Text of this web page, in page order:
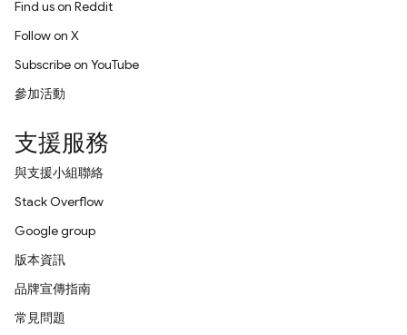
Find us on Reddit
Follow on X
Subscribe on YouTube
參加活動
支援服務
與支援小組聯絡
Stack Overflow
Google group
版本資訊
品牌宣傳指南
常見問題